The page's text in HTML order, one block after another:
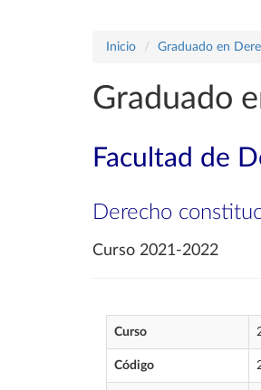
Inicio Graduado en
Graduado
Facultad de
Derecho
Curso 2021-2022
Curso
Código